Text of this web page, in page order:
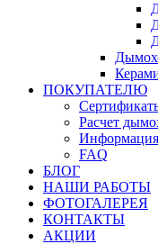
ПОКУПАТЕЛЮ
Расчет
Информация
FAQ
БЛОГ
НАШИ РАБОТЫ
ФОТОГАЛЕРЕЯ
КОНТАКТЫ
АКЦИИ